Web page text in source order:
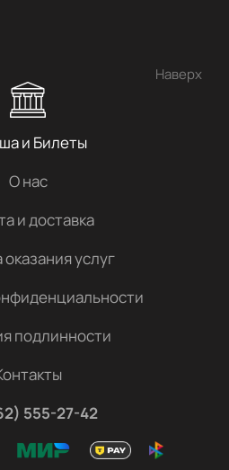
Наверх
и Билеты
О нас
и доставка
услуг
подлинности
555-27-42